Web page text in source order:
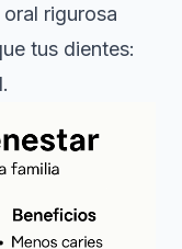
rigurosa
tus dientes: